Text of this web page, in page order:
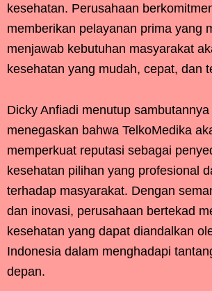
kesehatan. Perusahaan
memberikan pelayanan prima yang
menjawab kebutuhan masyarakat
kesehatan yang mudah, cepat, dan
Dicky Anfiadi menutup
menegaskan bahwa TelkoMedika
memperkuat reputasi sebagai
kesehatan pilihan yang profesional
terhadap masyarakat. Dengan
dan inovasi, perusahaan bertekad
kesehatan yang dapat diandalkan
Indonesia dalam menghadapi
depan.